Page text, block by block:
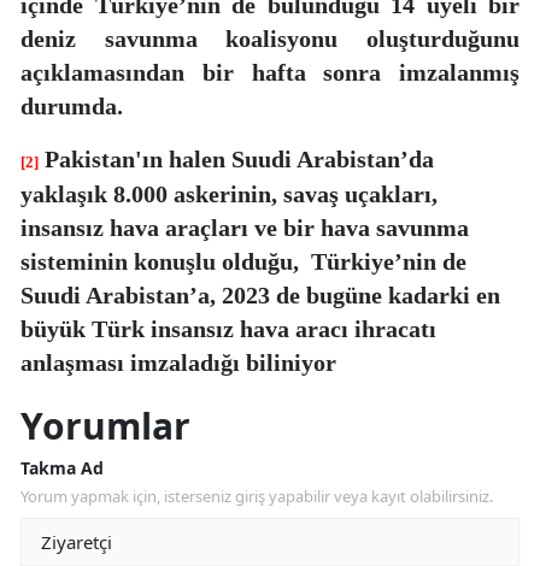
deniz savunma koalisyonu oluşturduğunu
açıklamasından bir hafta sonra imzalanmış
durumda.
[2] Pakistan'ın halen Suudi Arabistan’da
yaklaşık 8.000 askerinin, savaş uçakları,
insansız hava araçları ve bir hava savunma
sisteminin konuşlu olduğu, Türkiye’nin de
Suudi Arabistan’a, 2023 de bugüne kadarki en
büyük Türk insansız hava aracı ihracatı
anlaşması imzaladığı biliniyor
Yorumlar
Takma Ad
Yorum yapmak için, isterseniz giriş yapabilir veya kayıt olabilirsiniz.